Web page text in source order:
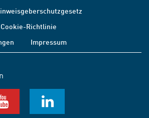
Cookie-Richtlinie
Impressum